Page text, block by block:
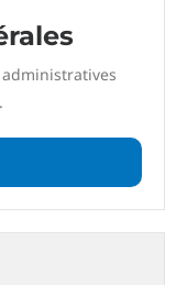
administratives